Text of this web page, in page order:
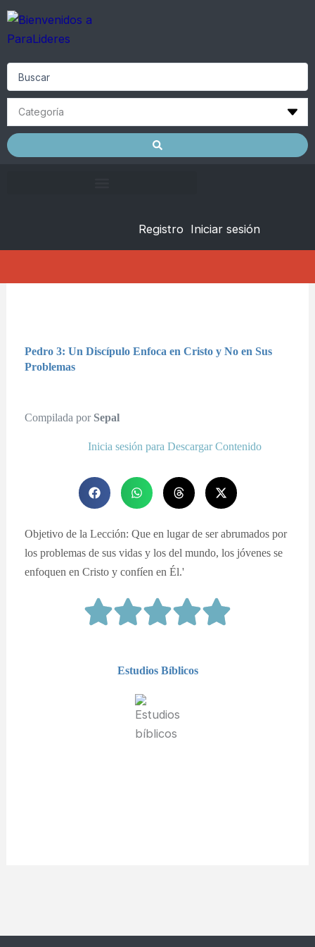
Skip
content
Registro Iniciar sesión
Pedro 3: Un Discípulo Enfoca en Cristo y No en Sus
Problemas
Compilada por Sepal
Inicia sesión para Descargar Contenido
Objetivo de la Lección: Que en lugar de ser abrumados por
los problemas de sus vidas y los del mundo, los jóvenes se
enfoquen en Cristo y confíen en Él.'
Estudios Bíblicos